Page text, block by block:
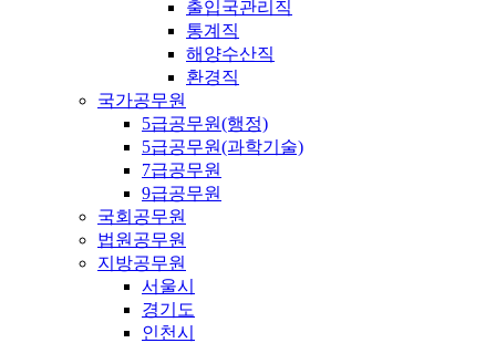
출입국관리직
통계직
해양수산직
환경직
국가공무원
5급공무원(행정)
5급공무원(과학기술)
7급공무원
9급공무원
국회공무원
법원공무원
지방공무원
서울시
경기도
인천시